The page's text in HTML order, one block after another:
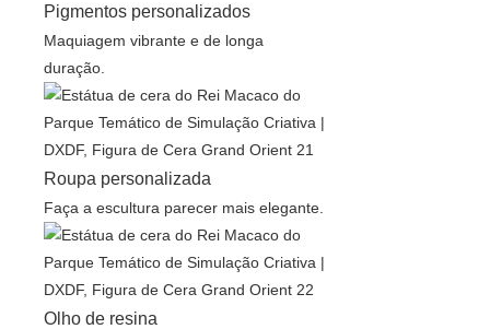
Pigmentos personalizados
Maquiagem vibrante e de longa
duração.
Roupa personalizada
Faça a escultura parecer mais elegante.
Olho de resina